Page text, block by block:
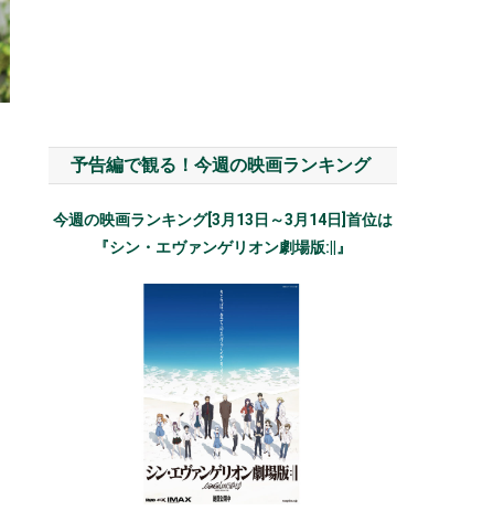
予告編で観る！今週の映画ランキング
今週の映画ランキング[3月13日～3月14日]首位は
『シン・エヴァンゲリオン劇場版:||』